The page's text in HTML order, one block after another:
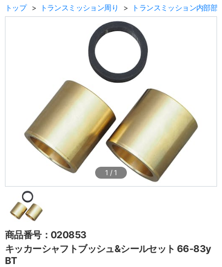
トップ
トランスミッション周り トランスミッション内部部
1 / 1
商品番号：020853
キッカーシャフトブッシュ&シールセット 66-83y
BT